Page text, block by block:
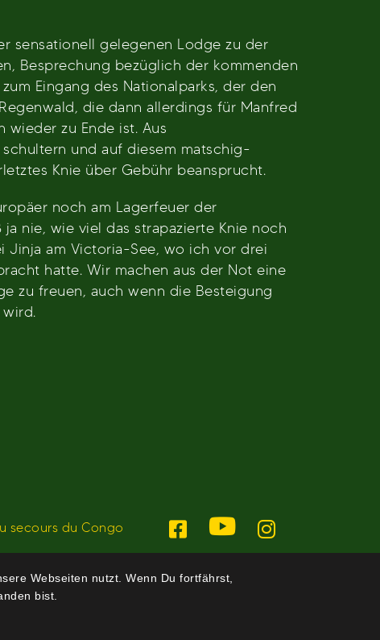
sensationell gelegenen Lodge zu der
Besprechung bezüglich der kommenden
Eingang des Nationalparks, der den
die dann allerdings für Manfred
zu Ende ist. Aus
und auf diesem matschig-
Knie über Gebühr beansprucht.
noch am Lagerfeuer der
nie, wie viel das strapazierte Knie noch
Jinja am Victoria-See, wo ich vor drei
hatte. Wir machen aus der Not eine
zu freuen, auch wenn die Besteigung
secours du Congo
Webseiten nutzt. Wenn Du fortfährst,
bist.